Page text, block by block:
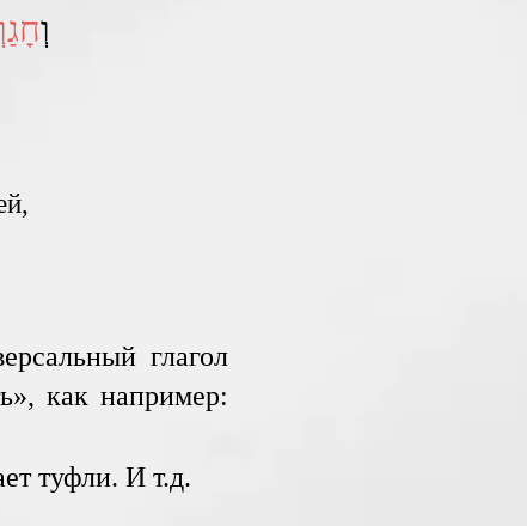
וְ
глагол
как например:
туфли. И т.д.